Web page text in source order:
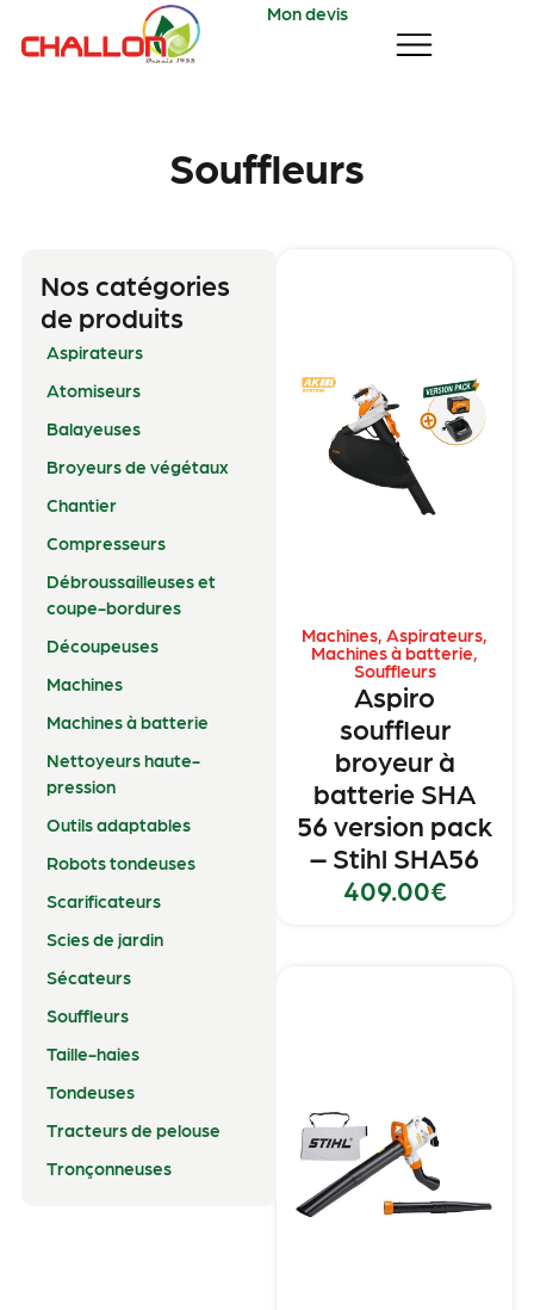
Mon devis
Souffleurs
Nos catégories
de produits
Aspirateurs
Atomiseurs
Balayeuses
Broyeurs de végétaux
Chantier
Compresseurs
Débroussailleuses et
coupe-bordures
Découpeuses
Machines
Machines à batterie
Nettoyeurs haute-
pression
Outils adaptables
Robots tondeuses
Scarificateurs
Scies de jardin
Sécateurs
Souffleurs
Taille-haies
Tondeuses
Tracteurs de pelouse
Tronçonneuses
Machines,Aspirateurs,
Machines à batterie,
Souffleurs
Aspiro
souffleur
broyeur à
batterie SHA
56 version pack
– Stihl SHA56
409.00€